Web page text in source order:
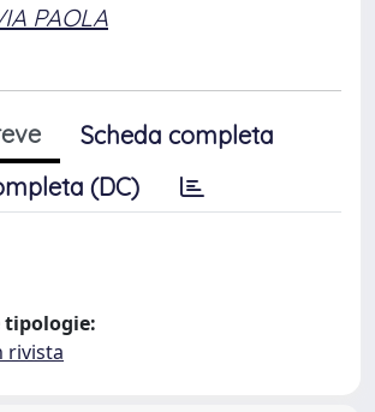
PAOLA
Scheda completa
(DC)
tipologie:
rivista